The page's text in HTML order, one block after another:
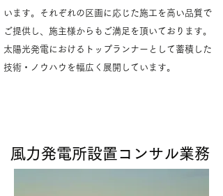
います。それぞれの区画に応じた施工を高い品質で
ご提供し、施主様からもご満足を頂いております。
太陽光発電におけるトップランナーとして蓄積した
技術・ノウハウを幅広く展開しています。
​風力発電所設置コンサル業務